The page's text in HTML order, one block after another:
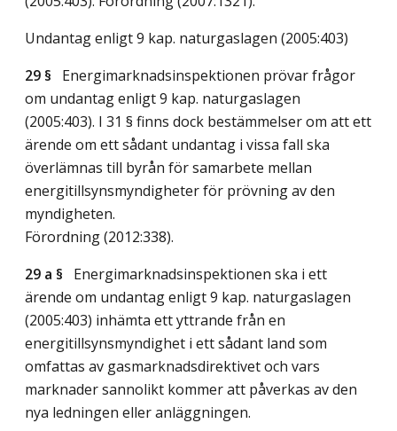
Undantag enligt 9 kap. naturgaslagen (2005:403)
29 § Energimarknadsinspektionen prövar frågor
om undantag enligt 9 kap. naturgaslagen
(2005:403). I 31 § finns dock bestämmelser om att ett
ärende om ett sådant undantag i vissa fall ska
överlämnas till byrån för samarbete mellan
energitillsynsmyndigheter för prövning av den
myndigheten.
Förordning (2012:338).
29 a § Energimarknadsinspektionen ska i ett
ärende om undantag enligt 9 kap. naturgaslagen
(2005:403) inhämta ett yttrande från en
energitillsynsmyndighet i ett sådant land som
omfattas av gasmarknadsdirektivet och vars
marknader sannolikt kommer att påverkas av den
nya ledningen eller anläggningen.